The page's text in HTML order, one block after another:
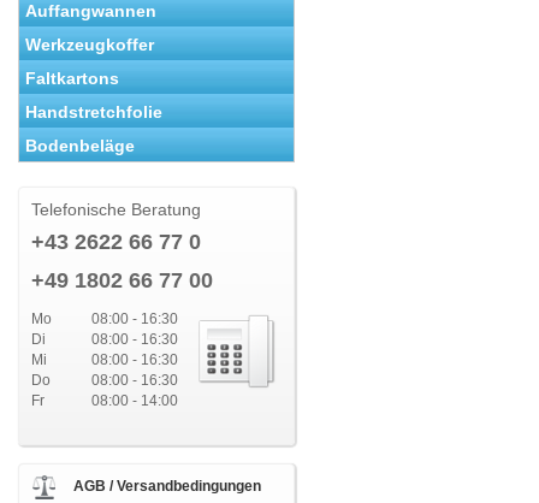
Auffangwannen
Werkzeugkoffer
Faltkartons
Handstretchfolie
Bodenbeläge
Telefonische Beratung
+43 2622 66 77 0
+49 1802 66 77 00
Mo
08:00 - 16:30
Di
08:00 - 16:30
Mi
08:00 - 16:30
Do
08:00 - 16:30
Fr
08:00 - 14:00
AGB / Versandbedingungen